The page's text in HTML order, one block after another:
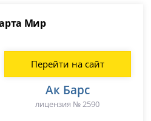
Мир
Перейти на сайт
Ак Барс
лицензия № 2590